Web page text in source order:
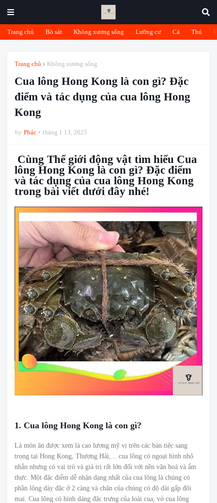
Trang chủ Bò sát Không xương sống Lưỡng cư Cá Thú
Trang chủ Không xương sống
Cua lông Hong Kong là con gì? Đặc
điểm và tác dụng của cua lông Hong
Kong
by Phác tháng 1 13, 2025
Cùng Thế giới động vật tìm hiểu Cua
lông Hong Kong là con gì? Đặc điểm
và tác dụng của cua lông Hong Kong
trong bài viết dưới đây nhé!
1. Cua lông Hong Kong là con gì?
Là món ăn được xem là cao lương mỹ vị trên các bàn tiệc sang
trọng tại Hong Kong, Thượng Hải,... cua lông có ngoại hình nhỏ
nhắn nhưng có vai trò và giá trị rất lớn đối với nền văn hoá và ẩm
thực. Một đặc điểm dễ nhận dạng nhất của cua lông là chúng có
phần lông dày đặc ở 2 càng và chân của chúng có độ dài gấp đôi
mai. Cua lông có hình dáng đặc trưng của loài cua, vỏ cua lông